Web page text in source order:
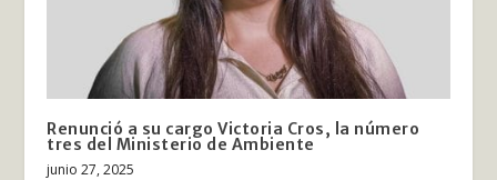
Renunció a su cargo Victoria Cros, la número
tres del Ministerio de Ambiente
junio 27, 2025